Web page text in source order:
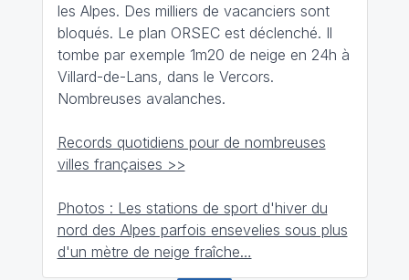
les Alpes. Des milliers de vacanciers sont
bloqués. Le plan ORSECest déclenché. Il
tombe par exemple 1m20 de neige en 24h à
Villard-de-Lans, dans le Vercors.
Nombreuses avalanches.
Records quotidiens pour de nombreuses
villes françaises >>
Photos : Les stations de sport d'hiver du
nord des Alpes parfois ensevelies sous plus
d'un mètre de neige fraîche…